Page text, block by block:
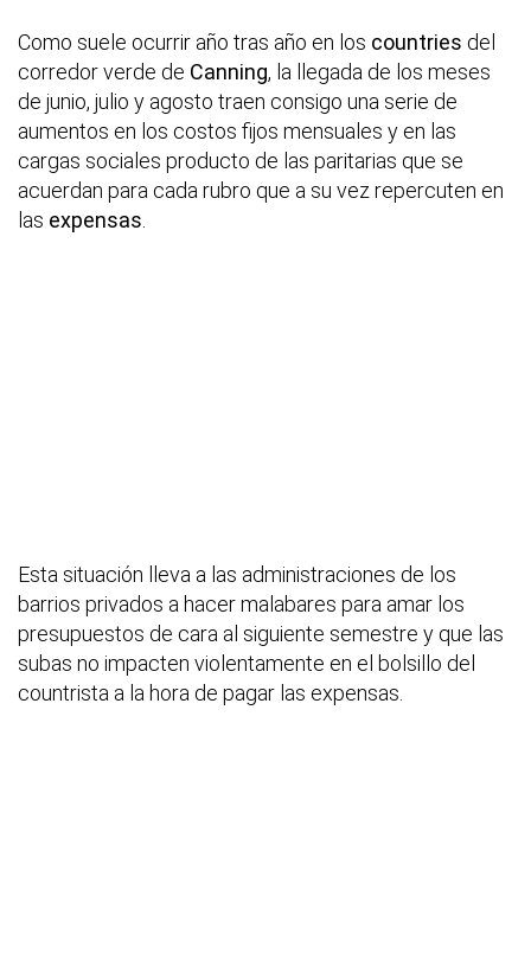
Como suele ocurrir año tras año en los countries del
corredor verde de Canning, la llegada de los meses
de junio, julio y agosto traen consigo una serie de
aumentos en los costos fijos mensuales y en las
cargas sociales producto de las paritarias que se
acuerdan para cada rubro que a su vez repercuten en
las expensas.
Esta situación lleva a las administraciones de los
barrios privados a hacer malabares para amar los
presupuestos de cara al siguiente semestre y que las
subas no impacten violentamente en el bolsillo del
countrista a la hora de pagar las expensas.